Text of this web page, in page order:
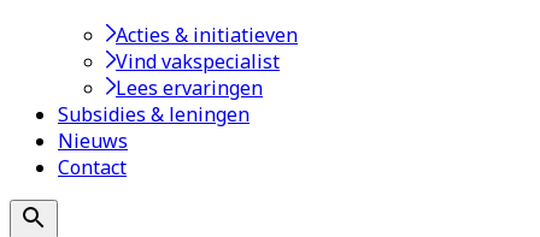
Acties & initiatieven
Vind vakspecialist
Lees ervaringen
Subsidies & leningen
Nieuws
Contact